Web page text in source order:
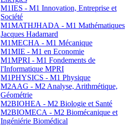
M1IES - M1 Innovation, Entreprise et
Société
M1MATHJHADA - M1 Mathématiques
Jacques Hadamard
M1MECHA - M1 Mécanique
M1MIE - M1 en Economie
M1MPRI - M1 Fondements de
l'Informatique MPRI
M1PHYSICS - M1 Physique
M2AAG - M2 Analyse, Arithmétique,
Géométrie
M2BIOHEA - M2 Biologie et Santé
M2BIOMECA - M2 Biomécanique et
Ingéniérie Biomédical